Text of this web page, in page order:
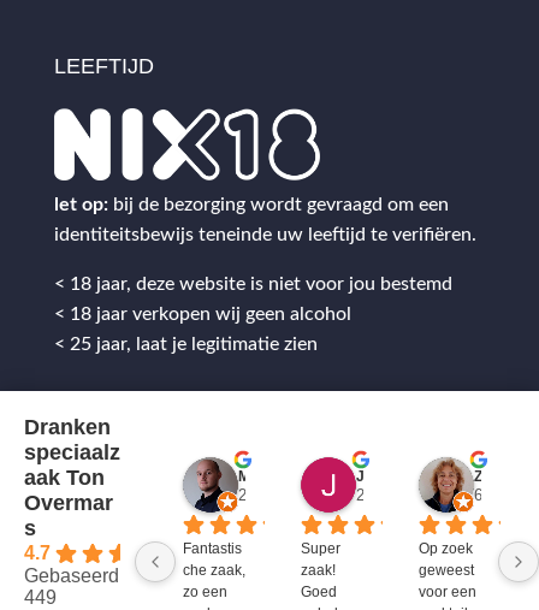
LEEFTIJD
let op: bij de bezorging wordt gevraagd om een
identiteitsbewijs teneinde uw leeftijd te verifiëren.
< 18 jaar, deze website is niet voor jou bestemd
< 18 jaar verkopen wij geen alcohol
< 25 jaar, laat je legitimatie zien
Dranken
speciaalz
aak Ton
Overmar
s
4.7
Gebaseerd op
449
2 jaar geleden
Fantastis
che zaak,
zo een
2 jaar geleden
Super
zaak!
Goed
6 jaar
Op zoek
geweest
voor een